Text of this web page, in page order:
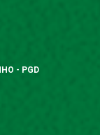
- PGD